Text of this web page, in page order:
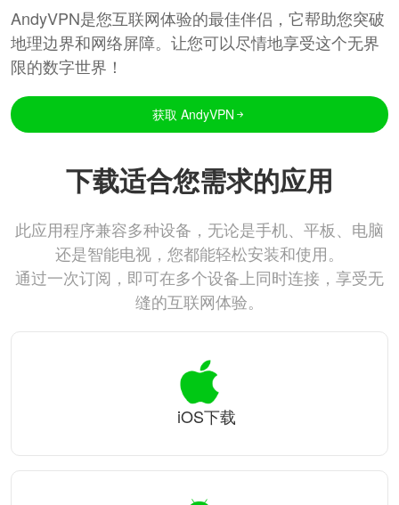
AndyVPN是您互联网体验的最佳伴侣，它帮助您突破
地理边界和网络屏障。让您可以尽情地享受这个无界
限的数字世界！
获取 AndyVPN
下载适合您需求的应用
此应用程序兼容多种设备，无论是手机、平板、电脑
还是智能电视，您都能轻松安装和使用。
通过一次订阅，即可在多个设备上同时连接，享受无
缝的互联网体验。
iOS下载